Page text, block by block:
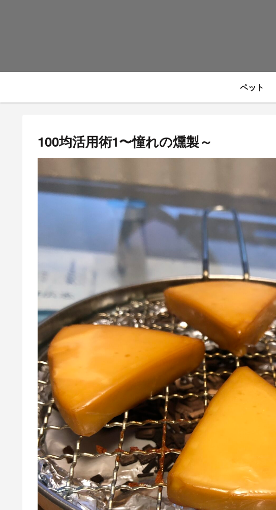
ペット
100均活用術1〜憧れの燻製～